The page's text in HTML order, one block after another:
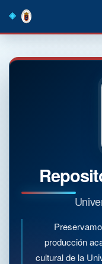
navigation
producción
cultural de la